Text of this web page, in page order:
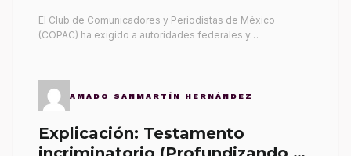
El Club de Comunicadores y Periodistas de México
(COPAC) ha exigido a autoridades federales y…
AMADO SANMARTÍN HERNÁNDEZ
Explicación: Testamento